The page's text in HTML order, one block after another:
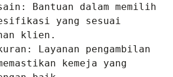
Bantuan dalam memilih
yang sesuai
klien.
Layanan pengambilan
kemeja yang